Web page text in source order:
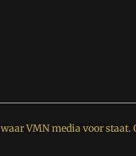
waar VMN media voor staat.